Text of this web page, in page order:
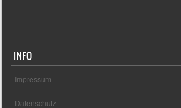
INFO
Impressum
Datenschutz